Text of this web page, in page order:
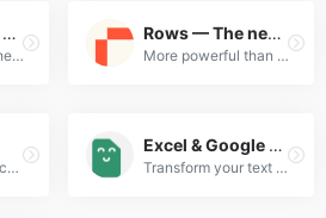
Form Approval Workflow Software
Boloforms offers the Best Software For Google Forms allowing you to easily create &amp; manage your forms. Learn more about our software &amp; how it can help you.
Rows — The new way to spreadsheet
More powerful than a spreadsheet and more flexible than a reporting tool, Rows is where modern teams build, use and share beautiful spreadsheets.
FormX.ai is a service that transforms physical documents to digital structured data with AI technology.
Excel & Google Sheets AI Formula Generator
Transform your text instructions into Excel &amp; Google Sheets formulas in seconds with the help of AI.